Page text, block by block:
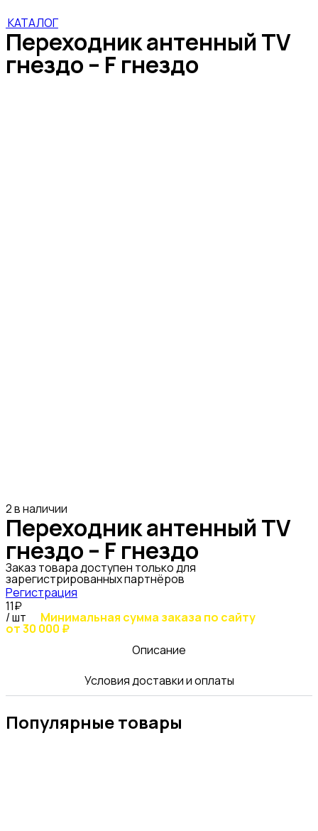
КАТАЛОГ
Переходник антенный TV
гнездо – F гнездо
2 в наличии
Переходник антенный TV
гнездо – F гнездо
Заказ товара доступен только для
зарегистрированных партнёров
Регистрация
11₽
/ шт Минимальная сумма заказа по сайту
от 30 000 ₽
Описание
Условия доставки и оплаты
Популярные товары